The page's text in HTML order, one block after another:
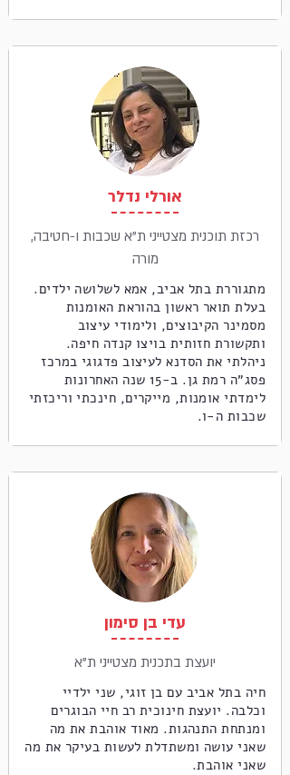
אורלי נדלר
רכזת תוכנית מצטייני ת"א שכבות ו-חטיבה,
מורה
מתגוררת בתל אביב, אמא לשלושה ילדים.
בעלת תואר ראשון בהוראת האומנות
מסמינר הקיבוצים, ולימודי עיצוב
ותקשורת חזותית בויצו קנדה חיפה.
ניהלתי את הסדנא לעיצוב פדגוגי במרכז
פסג״ה רמת גן. ב-15 שנה האחרונות
לימדתי אומנות, מייקרים, חינכתי וריכזתי
שכבות ה-ו.
עדי בן סימון
יועצת בתכנית מצטייני ת"א
חיה בתל אביב עם בן זוגי, שני ילדיי
וכלבה. יועצת חינוכית רב חיי הבוגרים
ומנתחת התנהגות. מאוד אוהבת את מה
שאני עושה ומשתדלת לעשות בעיקר את מה
שאני אוהבת.